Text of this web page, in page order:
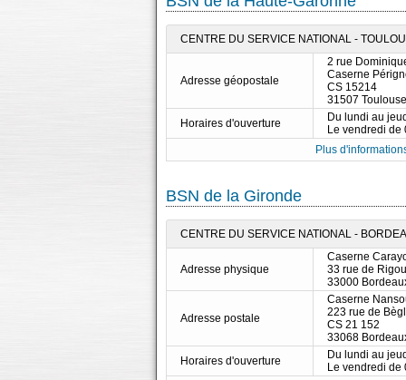
CENTRE DU SERVICE NATIONAL -
Adresse géopostale
2 rue
Caserne
CS 15214
31507
Horaires d'ouverture
Du lundi au
Le vendredi de
Plus
BSN de la Gironde
CENTRE DU SERVICE NATIONAL -
Adresse physique
Caserne
33 rue de
33000
Adresse postale
Caserne
223 rue de
CS 21 152
33068
Horaires d'ouverture
Du lundi au
Le vendredi de